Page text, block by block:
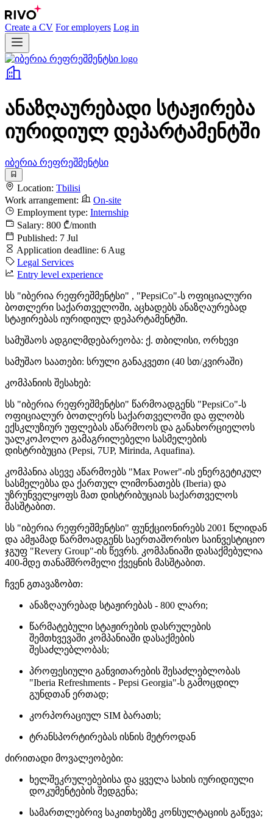
Create a CV For employers Log in
ანაზღაურებადი სტაჟირება
იურიდიულ დეპარტამენტში
იბერია რეფრეშმენტსი
Location: Tbilisi
Work arrangement:
On-site
Employment type: Internship
Salary: 800 ₾/month
Published: 7 Jul
Application deadline: 6 Aug
Legal Services
Entry level experience
სს "იბერია რეფრეშმენტსი" , "PepsiCo"-ს ოფიციალური
ბოთლერი საქართველოში, აცხადებს ანაზღაურებად
სტაჟირებას იურიდიულ დეპარტამენტში.
სამუშაოს ადგილმდებარეობა: ქ. თბილისი, ორხევი
სამუშაო საათები: სრული განაკვეთი (40 სთ/კვირაში)
კომპანიის შესახებ:
სს "იბერია რეფრეშმენტსი" წარმოადგენს "PepsiCo"-ს
ოფიციალურ ბოთლერს საქართველოში და ფლობს
ექსკლუზიურ უფლებას აწარმოოს და განახორციელოს
უალკოჰოლო გამაგრილებელი სასმელების
დისტრიბუცია (Pepsi, 7UP, Mirinda, Aquafina).
კომპანია ასევე აწარმოებს "Max Power"-ის ენერგეტიკულ
სასმელებსა და ქართულ ლიმონათებს (Iberia) და
უზრუნველყოფს მათ დისტრიბუციას საქართველოს
მასშტაბით.
სს "იბერია რეფრეშმენტსი" ფუნქციონირებს 2001 წლიდან
და ამჟამად წარმოადგენს საერთაშორისო საინვესტიციო
ჯგუფ "Revery Group"-ის წევრს. კომპანიაში დასაქმებულია
400-მდე თანამშრომელი ქვეყნის მასშტაბით.
ჩვენ გთავაზობთ:
ანაზღაურებად სტაჟირებას - 800 ლარი;
წარმატებული სტაჟირების დასრულების
შემთხვევაში კომპანიაში დასაქმების
შესაძლებლობას;
პროფესიული განვითარების შესაძლებლობას
"Iberia Refreshments - Pepsi Georgia"-ს გამოცდილ
გუნდთან ერთად;
კორპორაციულ SIM ბარათს;
ტრანსპორტირებას ისნის მეტროდან
ძირითადი მოვალეობები:
ხელშეკრულებებისა და ყველა სახის იურიდიული
დოკუმენტების შედგენა;
სამართლებრივ საკითხებზე კონსულტაციის გაწევა;